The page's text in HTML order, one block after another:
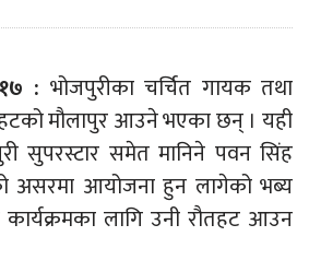
१७ :भोजपुरीका चर्चित गायक तथा
मौलापुर आउने भएका छन् । यही
सुपरस्टार समेत मानिने पवन सिंह
असरमा आयोजना हुन लागेको भब्य
कार्यक्रमका लागि उनी रौतहट आउन